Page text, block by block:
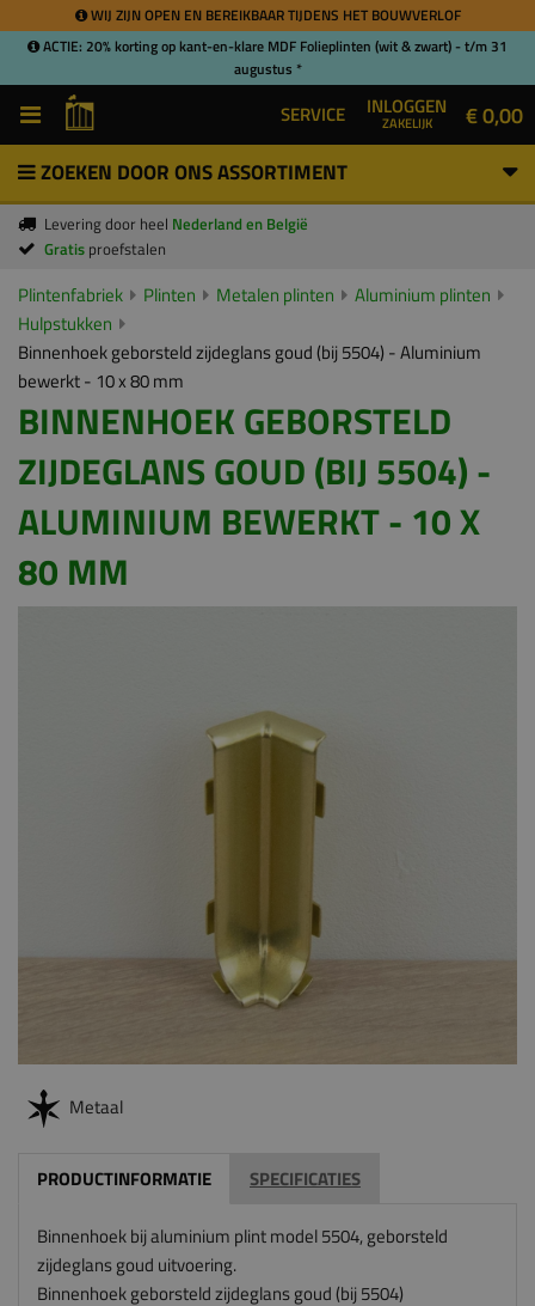
WIJ ZIJN OPEN EN BEREIKBAAR TIJDENS HET BOUWVERLOF
ACTIE: 20% korting op kant-en-klare MDF Folieplinten (wit & zwart) - t/m 31
augustus *
SERVICE INLOGGEN
ZAKELIJK € 0,00
ZOEKEN DOOR ONS ASSORTIMENT
Levering door heel Nederland en België
Gratis proefstalen
Plintenfabriek Plinten Metalen plinten
Aluminium plinten
Hulpstukken
Binnenhoek geborsteld zijdeglans goud (bij 5504) - Aluminium
bewerkt - 10 x 80 mm
BINNENHOEK GEBORSTELD
ZIJDEGLANS GOUD (BIJ 5504) -
ALUMINIUM BEWERKT - 10 X
80 MM
Metaal
PRODUCTINFORMATIE SPECIFICATIES
Binnenhoek bij aluminium plint model 5504, geborsteld
zijdeglans goud uitvoering.
Binnenhoek geborsteld zijdeglans goud (bij 5504)